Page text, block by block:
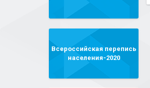
Всероссийская перепись
населения-2020